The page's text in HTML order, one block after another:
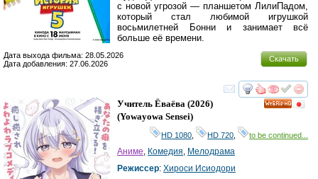
с новой угрозой — планшетом ЛилиПадом,
который стал любимой игрушкой
восьмилетней Бонни и занимает всё
больше её времени.
Скачать
Дата выхода фильма: 28.05.2026
Дата добавления: 27.06.2026
смотреть
Учитель Ёваёва (2026)
(Yowayowa Sensei)
HD 1080 HD 720 to be continued...
Аниме Комедия Мелодрама
Режиссер: Хироси Исиодори